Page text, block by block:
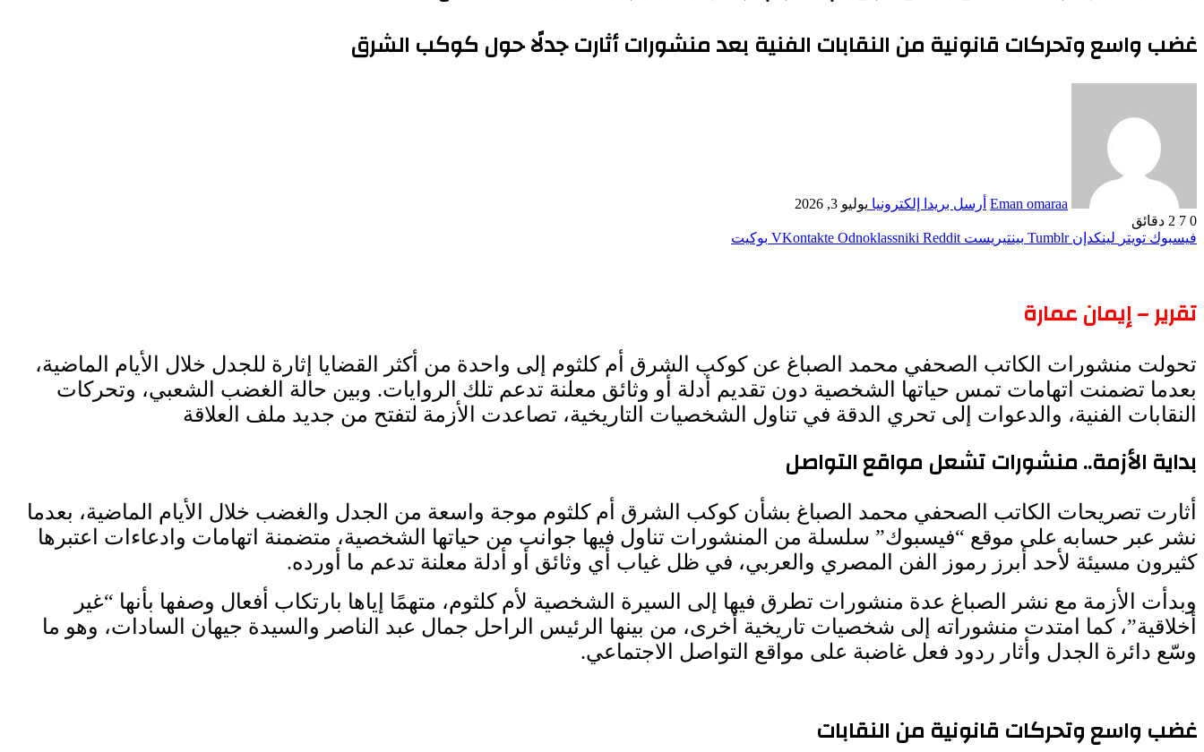
غضب واسع وتحركات قانونية من النقابات الفنية بعد منشورات أثارت جدلًا حول كوكب الشرق
Eman omaraa أرسل بريدا إلكترونيا يوليو 3, 2026
0
2 دقائق
فيسبوك تويتر لينكدإن بينتيريست Odnoklassniki بوكيت
تقرير – إيمان عمارة
تحولت منشورات الكاتب الصحفي محمد الصباغ عن كوكب الشرق أم كلثوم إلى واحدة من أكثر القضايا إثارة للجدل خلال الأيام الماضية،
بعدما تضمنت اتهامات تمس حياتها الشخصية دون تقديم أدلة أو وثائق معلنة تدعم تلك الروايات. وبين حالة الغضب الشعبي، وتحركات
النقابات الفنية، والدعوات إلى تحري الدقة في تناول الشخصيات التاريخية، تصاعدت الأزمة لتفتح من جديد ملف العلاقة
بداية الأزمة.. منشورات تشعل مواقع التواصل
أثارت تصريحات الكاتب الصحفي محمد الصباغ بشأن كوكب الشرق أم كلثوم موجة واسعة من الجدل والغضب خلال الأيام الماضية، بعدما
نشر عبر حسابه على موقع “فيسبوك” سلسلة من المنشورات تناول فيها جوانب من حياتها الشخصية، متضمنة اتهامات وادعاءات اعتبرها
كثيرون مسيئة لأحد أبرز رموز الفن المصري والعربي، في ظل غياب أي وثائق أو أدلة معلنة تدعم ما أورده.
وبدأت الأزمة مع نشر الصباغ عدة منشورات تطرق فيها إلى السيرة الشخصية لأم كلثوم، متهمًا إياها بارتكاب أفعال وصفها بأنها “غير
أخلاقية”، كما امتدت منشوراته إلى شخصيات تاريخية أخرى، من بينها الرئيس الراحل جمال عبد الناصر والسيدة جيهان السادات، وهو ما
وسّع دائرة الجدل وأثار ردود فعل غاضبة على مواقع التواصل الاجتماعي.
غضب واسع وتحركات قانونية من النقابات